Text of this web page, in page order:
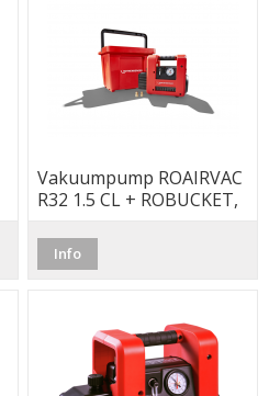
Vakuumpump ROAIRVAC
R32 1.5 CL + ROBUCKET,
Info